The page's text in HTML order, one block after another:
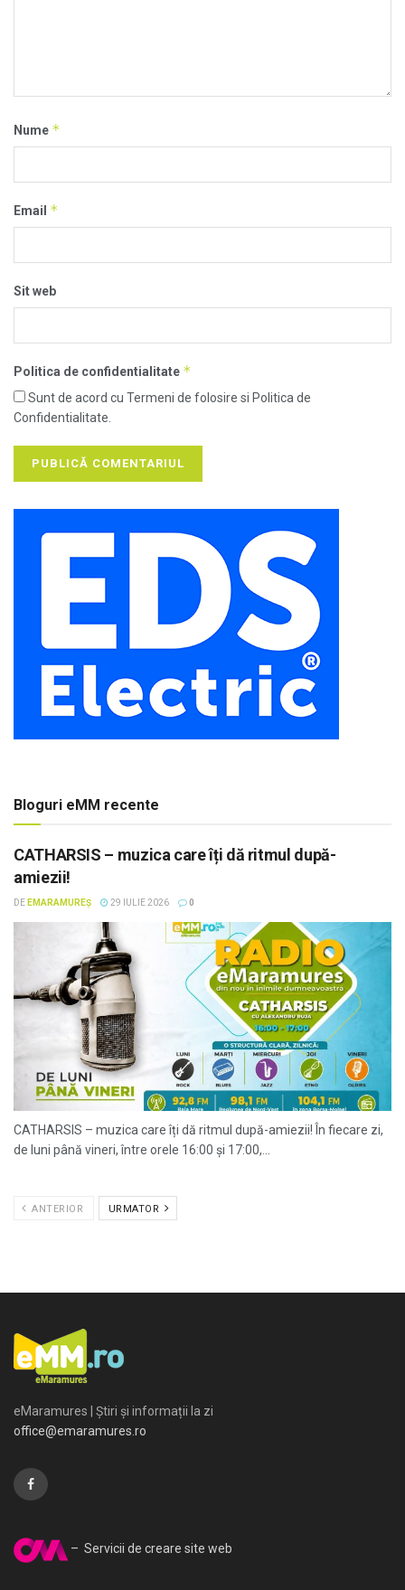
Nume *
Email *
Sit web
Politica de confidentialitate *
Sunt de acord cu Termeni de folosire si Politica de
Confidentialitate.
Bloguri eMM recente
CATHARSIS – muzica care îți dă ritmul după-
amiezii!
DE EMARAMUREȘ 29 IULIE 2026 0
CATHARSIS – muzica care îți dă ritmul după-amiezii! În fiecare zi,
de luni până vineri, între orele 16:00 și 17:00,...
ANTERIOR URMATOR
eMaramures | Știri și informații la zi
office@emaramures.ro
– Servicii de creare site web